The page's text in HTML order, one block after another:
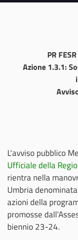
PR
Azione 1.3.1:
L'avviso pubblico
Ufficiale della
rientra nella
Umbria
azioni della
promosse
biennio 23-24.